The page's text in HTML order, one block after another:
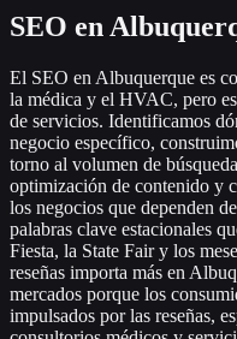
SEO en
El SEO en Albuquerque es
la médica y el HVAC, pero
de servicios. Identificamos
negocio específico,
torno al volumen de
optimización de contenido y
los negocios que dependen
palabras clave estacionales
Fiesta, la State Fair y los
reseñas importa más en
mercados porque los
impulsados por las reseñas,